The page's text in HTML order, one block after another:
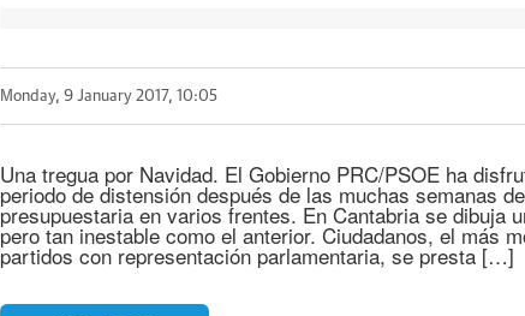
Monday, 9 January 2017, 10:05
Una tregua por Navidad. El Gobierno PRC/PSOE ha
periodo de distensión después de las muchas semanas
presupuestaria en varios frentes. En Cantabria se dibuja
pero tan inestable como el anterior. Ciudadanos, el más
partidos con representación parlamentaria, se presta […]